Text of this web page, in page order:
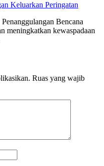
Keluarkan Peringatan
Bencana
meningkatkan kewaspadaan
Ruas yang wajib